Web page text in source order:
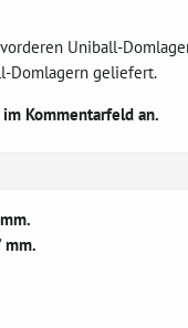
Uniball-
Domlagern geliefert.
Kommentarfeld an.
mm.